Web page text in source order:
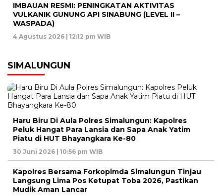
IMBAUAN RESMI: PENINGKATAN AKTIVITAS
VULKANIK GUNUNG API SINABUNG (LEVEL II –
WASPADA)
4 Agustus 2026 | 12:12 pm WIB
SIMALUNGUN
Haru Biru Di Aula Polres Simalungun: Kapolres
Peluk Hangat Para Lansia dan Sapa Anak Yatim
Piatu di HUT Bhayangkara Ke-80
30 Juni 2026 | 10:56 pm WIB
Kapolres Bersama Forkopimda Simalungun Tinjau
Langsung Lima Pos Ketupat Toba 2026, Pastikan
Mudik Aman Lancar